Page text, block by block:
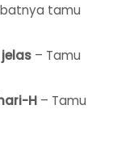
tamu
– Tamu
H – Tamu